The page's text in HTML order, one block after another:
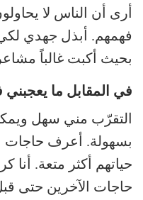
أرى أن الناس لا
فهمهم. أبذل جهدي
بحيث أكبت غالباً
في المقابل ما
التقرّب مني سهل
بسهولة. أعرف
حياتهم أكثر متعة. أنا
حاجات الآخرين حتى